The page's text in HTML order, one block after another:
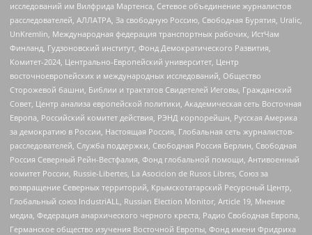
исследований им Вилфрида Мартенса, Сетевое объединение журналистов
расследователей, АЛЛАТРА, За свободную Россию, Свободная Бурятия, Uralic,
UnKremlin, Международная федерация транспортных рабочих, ИстЧам
Финланд, Гудзоновский институт, Фонд Демократического Развития,
Комитет-2024, Центрально-Европейский университет, Центр
восточноевропейских и международных исследований, Общество
Сторожевой башни, Библии и трактатов Свидетелей Иеговы, Гражданский
Совет, Центр анализа европейской политики, Академическая сеть Восточная
Европа, Российский комитет действия, РЭНД корпорейшн, Русская Америка
за демократию в России, Настоящая Россия, Глобальная сеть журналистов-
расследователей, Служба поддержки, Свободная Россия Берлин, Свободная
Россия Северный Рейн-Вестфалия, Фонд глобальной помощи, Антивоенный
комитет России, Russie-Libertes, La Asocicion de Rusos Libres, Союз за
возвращение Северных территорий, Крымскотатарский Ресурсный Центр,
Глобальный союз IndustriALL, Russian Election Monitor, Article 19, Мнение
медиа, Федерация анархического черного креста, Радио Свободная Европа,
Германское общество изучения Восточной Европы, Фонд имени Фридриха